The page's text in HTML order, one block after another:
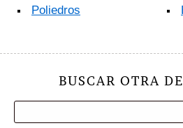
Poliedros
BUSCAR OTRA